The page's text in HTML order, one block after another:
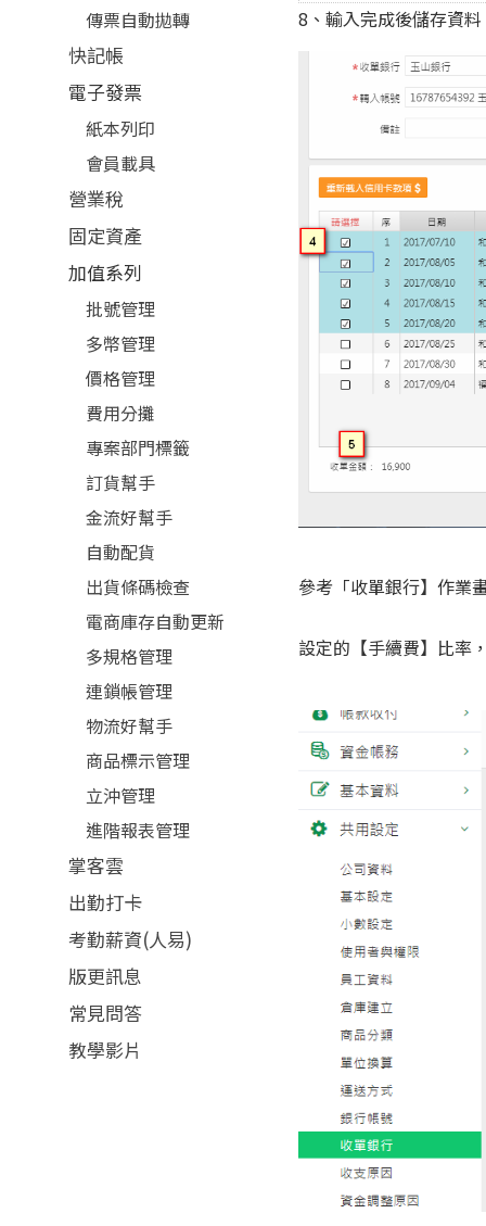
傳票自動拋轉
快記帳
電子發票
紙本列印
會員載具
營業稅
固定資產
加值系列
批號管理
多幣管理
價格管理
費用分攤
專案部門標籤
訂貨幫手
金流好幫手
自動配貨
出貨條碼檢查
電商庫存自動更新
多規格管理
連鎖帳管理
物流好幫手
商品標示管理
立沖管理
進階報表管理
掌客雲
出勤打卡
考勤薪資(人易)
版更訊息
常見問答
教學影片
8、輸入完成後儲存資料
參考「收單銀行】作業
設定的【手續費】比率